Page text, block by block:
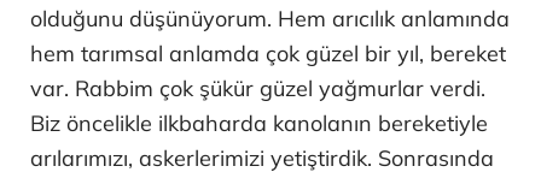
olduğunu düşünüyorum. Hem arıcılık anlamında
hem tarımsal anlamda çok güzel bir yıl, bereket
var. Rabbim çok şükür güzel yağmurlar verdi.
Biz öncelikle ilkbaharda kanolanın bereketiyle
arılarımızı, askerlerimizi yetiştirdik. Sonrasında